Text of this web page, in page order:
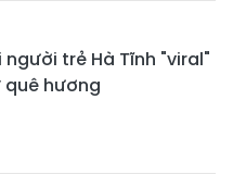
người trẻ Hà Tĩnh "viral"
quê hương